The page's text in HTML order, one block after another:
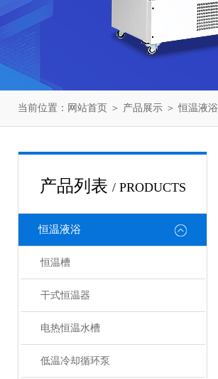
当前位置： 网站首页 ＞ 产品展示 ＞恒温液浴
产品列表 / PRODUCTS
恒温液浴
恒温槽
干式恒温器
电热恒温水槽
低温冷却循环泵